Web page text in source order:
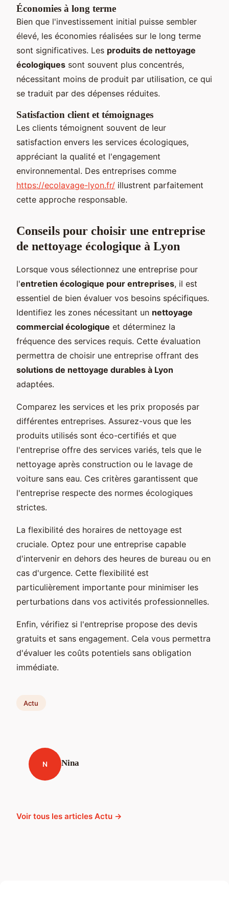
Économies à long terme
Bien que l'investissement initial puisse sembler
élevé, les économies réalisées sur le long terme
sont significatives. Les produits de nettoyage
écologiques sont souvent plus concentrés,
nécessitant moins de produit par utilisation, ce qui
se traduit par des dépenses réduites.
Satisfaction client et témoignages
Les clients témoignent souvent de leur
satisfaction envers les services écologiques,
appréciant la qualité et l'engagement
environnemental. Des entreprises comme
https://ecolavage-lyon.fr/ illustrent parfaitement
cette approche responsable.
Conseils pour choisir une entreprise
de nettoyage écologique à Lyon
Lorsque vous sélectionnez une entreprise pour
l'entretien écologique pour entreprises, il est
essentiel de bien évaluer vos besoins spécifiques.
Identifiez les zones nécessitant un nettoyage
commercial écologique et déterminez la
fréquence des services requis. Cette évaluation
permettra de choisir une entreprise offrant des
solutions de nettoyage durables à Lyon
adaptées.
Comparez les services et les prix proposés par
différentes entreprises. Assurez-vous que les
produits utilisés sont éco-certifiés et que
l'entreprise offre des services variés, tels que le
nettoyage après construction ou le lavage de
voiture sans eau. Ces critères garantissent que
l'entreprise respecte des normes écologiques
strictes.
La flexibilité des horaires de nettoyage est
cruciale. Optez pour une entreprise capable
d'intervenir en dehors des heures de bureau ou en
cas d'urgence. Cette flexibilité est
particulièrement importante pour minimiser les
perturbations dans vos activités professionnelles.
Enfin, vérifiez si l'entreprise propose des devis
gratuits et sans engagement. Cela vous permettra
d'évaluer les coûts potentiels sans obligation
immédiate.
Actu
N Nina
Voir tous les articles Actu →